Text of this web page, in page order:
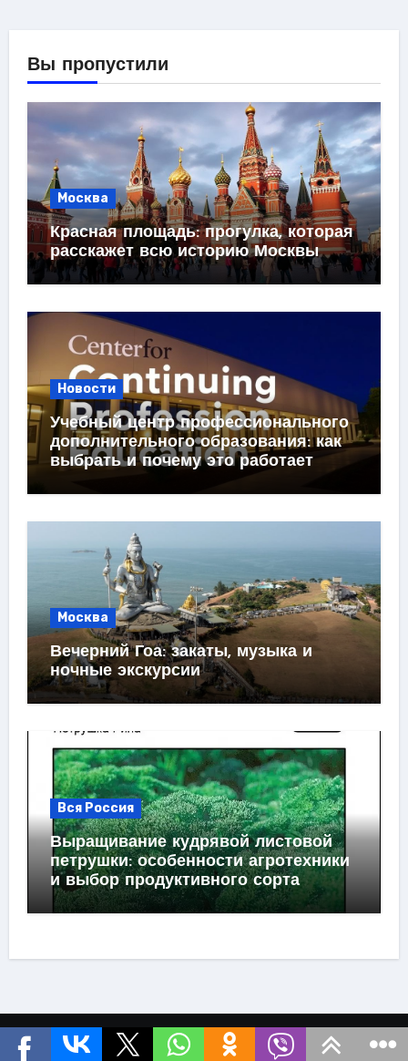
Вы пропустили
Москва
Красная площадь: прогулка, которая
расскажет всю историю Москвы
Новости
Учебный центр профессионального
дополнительного образования: как
выбрать и почему это работает
Москва
Вечерний Гоа: закаты, музыка и
ночные экскурсии
Вся Россия
Выращивание кудрявой листовой
петрушки: особенности агротехники
и выбор продуктивного сорта